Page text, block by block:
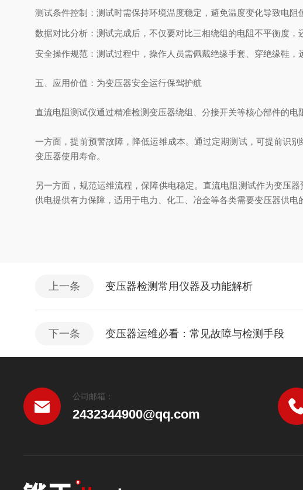
测试条件控制：测试时需保持环境温度稳定，避免温度变化导致电
数据对比分析：测试完成后，不仅要对比三相绕组的电阻不平衡度
安全操作规范：测试过程中，操作人员需佩戴绝缘手套、穿绝缘鞋
五、应用价值：为变压器安全运行保驾护航
直流电阻测试仪通过精准检测变压器绕组、分接开关等核心部件的
一方面，提前预警故障，降低运维成本。通过定期测试，可提前识
变压器使用寿命。
另一方面，规范运维流程，保障供电稳定。直流电阻测试作为变压
供电提供有力保障，适用于电力、化工、冶金等各类需要变压器供电
上一条 变压器检测常用仪器及功能解析
下一条 变压器运维必看：常见故障与检测手段
公司邮箱：
2432344900@qq.com